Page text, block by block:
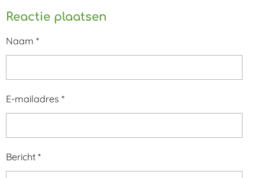
Reactie plaatsen
Naam *
E-mailadres *
Bericht *